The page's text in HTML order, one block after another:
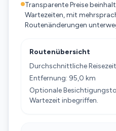
Transparente Preise
Wartezeiten, mit
Routenänderungen
Routenübersicht
Durchschnittliche
Entfernung: 95,0 km
Optionale
Wartezeit inbegriffen.